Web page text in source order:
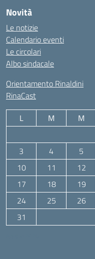
Novità
Le notizie
Calendario eventi
Le circolari
Albo sindacale
Orientamento Rinaldini
RinaCast
L M M
3
4 5
10
11 12
17
18 19
24
25 26
31